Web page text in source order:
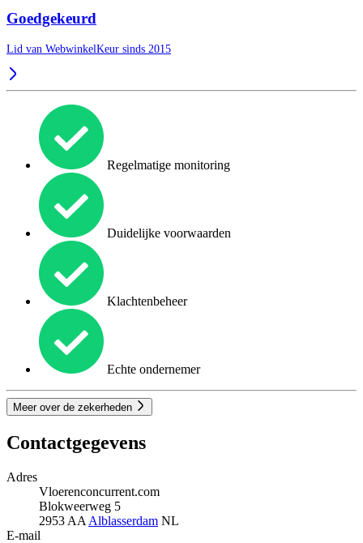
Goedgekeurd
Lid van WebwinkelKeur sinds 2015
Regelmatige monitoring
Duidelijke voorwaarden
Klachtenbeheer
Echte ondernemer
Meer over de zekerheden
Contactgegevens
Adres
Vloerenconcurrent.com
Blokweerweg 5
2953 AA Alblasserdam NL
E-mail